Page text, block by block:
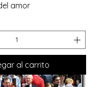
amor
al carrito